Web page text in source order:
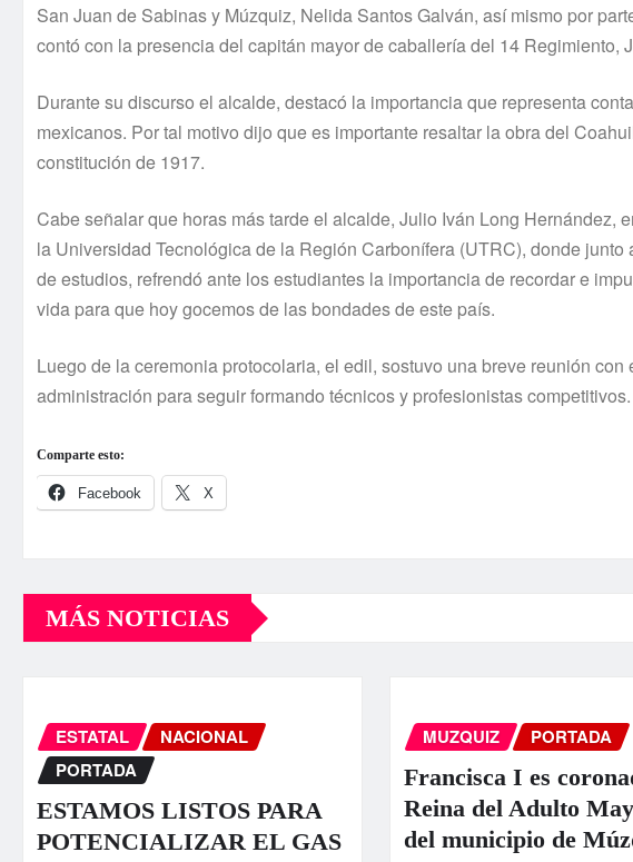
San Juan de Sabinas y Múzquiz, Nelida Santos Galván, así mismo por
contó con la presencia del capitán mayor de caballería del 14 Regimiento,
Durante su discurso el alcalde, destacó la importancia que representa
mexicanos. Por tal motivo dijo que es importante resaltar la obra del
constitución de 1917.
Cabe señalar que horas más tarde el alcalde, Julio Iván Long Hernández,
la Universidad Tecnológica de la Región Carbonífera (UTRC), donde
de estudios, refrendó ante los estudiantes la importancia de recordar e
vida para que hoy gocemos de las bondades de este país.
Luego de la ceremonia protocolaria, el edil, sostuvo una breve reunión
administración para seguir formando técnicos y profesionistas competitivos.
Comparte esto:
Facebook X
MÁS NOTICIAS
ESTATAL
NACIONAL
PORTADA
ESTAMOS LISTOS PARA
POTENCIALIZAR EL GAS
MUZQUIZ PORTADA
Francisca I es
Reina del Adulto
del municipio de